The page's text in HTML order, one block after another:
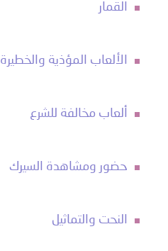
القمار
الألعاب المؤذية والخطيرة
ألعاب مخالفة للشرع
حضور ومشاهدة السيرك
النحت والتماثيل